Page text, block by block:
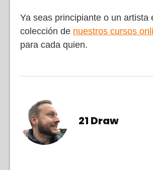
Ya seas principiante o un artista
colección de nuestros cursos
para cada quien.
21 Draw